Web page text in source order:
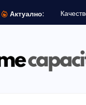
Актуално: